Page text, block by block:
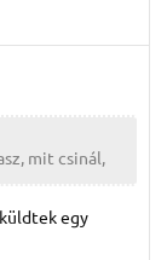
mit csinál,
egy